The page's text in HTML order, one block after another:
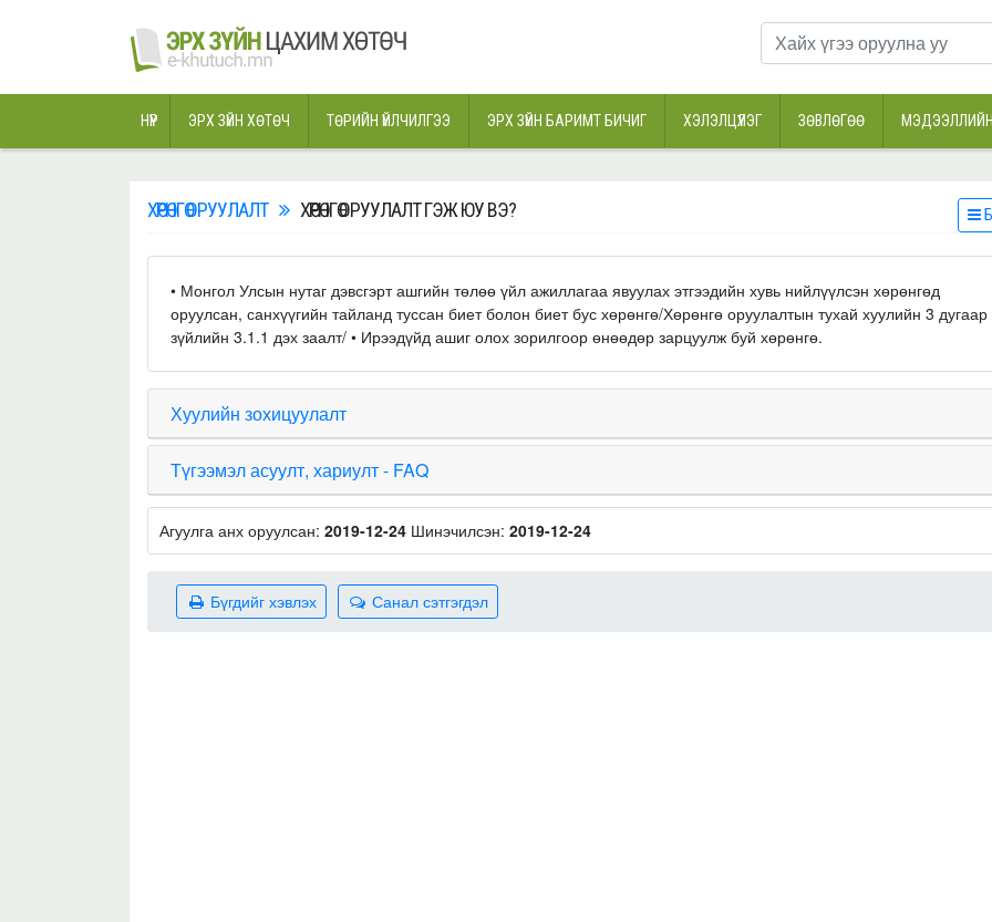
НҮҮР ЭРХ ЗҮЙН ХӨТӨЧ ТӨРИЙН ҮЙЛЧИЛГЭЭ ЭРХ ЗҮЙН БАРИМТ БИЧИГ ХЭЛЭЛЦҮҮЛЭГ ЗӨВЛӨГӨӨ
ХӨРӨНГӨ ОРУУЛАЛТ ХӨРӨНГӨ ОРУУЛАЛТ ГЭЖ ЮУ ВЭ?
• Монгол Улсын нутаг дэвсгэрт ашгийн төлөө үйл ажиллагаа явуулах этгээдийн хувь нийлүүлсэн хөрөнгөд
оруулсан, санхүүгийн тайланд туссан биет болон биет бус хөрөнгө/Хөрөнгө оруулалтын тухай хуулийн 3 дугаар
зүйлийн 3.1.1 дэх заалт/ • Ирээдүйд ашиг олох зорилгоор өнөөдөр зарцуулж буй хөрөнгө.
Хуулийн зохицуулалт
Түгээмэл асуулт, хариулт - FAQ
Агуулга анх оруулсан: 2019-12-24 Шинэчилсэн: 2019-12-24
Санал сэтгэгдэл
Бүгдийг хэвлэх